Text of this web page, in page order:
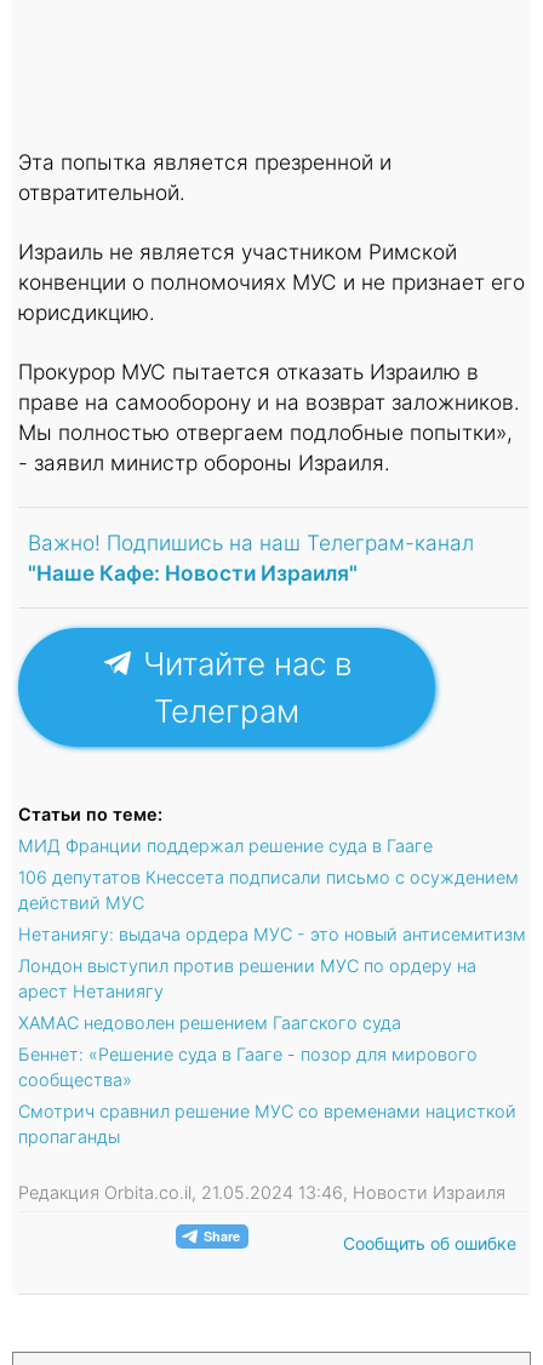
Эта попытка является презренной и
отвратительной.
Израиль не является участником Римской
конвенции о полномочиях МУС и не признает его
юрисдикцию.
Прокурор МУС пытается отказать Израилю в
праве на самооборону и на возврат заложников.
Мы полностью отвергаем подлобные попытки»,
- заявил министр обороны Израиля.
Важно! Подпишись на наш Телеграм-канал
"Наше Кафе: Новости Израиля"
Читайте нас в
Телеграм
Статьи по теме:
МИД Франции поддержал решение суда в Гааге
106 депутатов Кнессета подписали письмо с осуждением
действий МУС
Нетаниягу: выдача ордера МУС - это новый антисемитизм
Лондон выступил против решении МУС по ордеру на
арест Нетаниягу
ХАМАС недоволен решением Гаагского суда
Беннет: «Решение суда в Гааге - позор для мирового
сообщества»
Смотрич сравнил решение МУС со временами нацисткой
пропаганды
Редакция Orbita.co.il, 21.05.2024 13:46, Новости Израиля
Сообщить об ошибке